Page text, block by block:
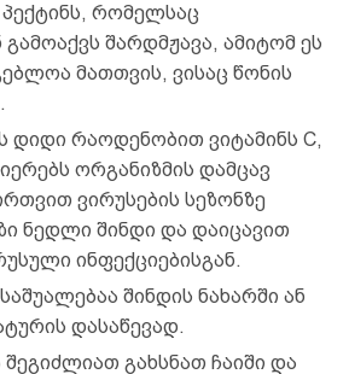
პექტინს, რომელსაც
შარდმჟავა, ამიტომ ეს
მათთვის, ვისაც წონის
დიდი რაოდენობით ვიტამინს C,
ორგანიზმის დამცავ
ვირუსების სეზონზე
ნედლი შინდი და დაიცავით
ინფექციებისგან.
შინდის ნახარში ან
დასაწევად.
შეგიძლიათ გახსნათ ჩაიში და